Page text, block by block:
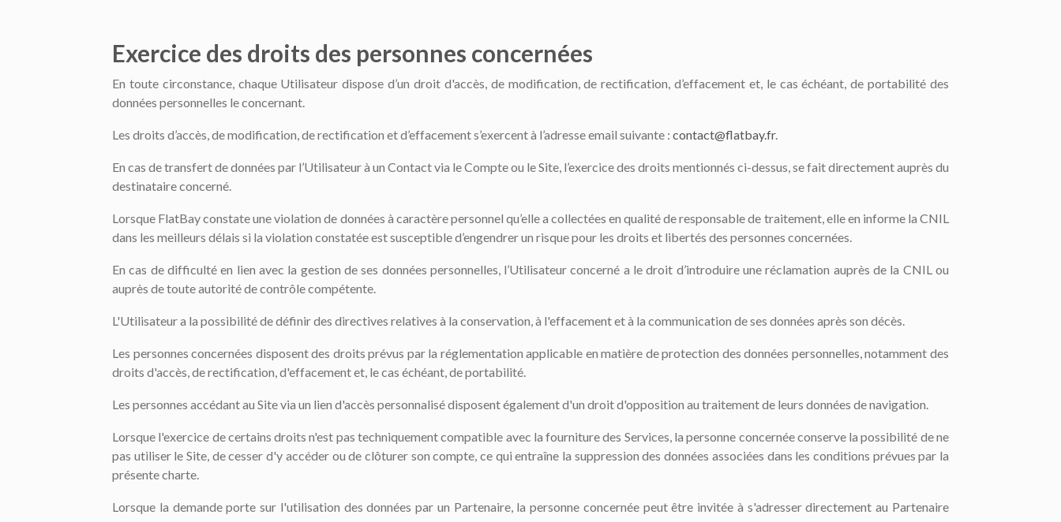
Exercice des droits des personnes concernées
En toute circonstance, chaque Utilisateur dispose d’un droit d'accès, de modification, de rectification, d’effacement et, le cas échéant, de portabilité des
données personnelles le concernant.
Les droits d’accès, de modification, de rectification et d’effacement s’exercent à l’adresse email suivante : contact@flatbay.fr.
En cas de transfert de données par l’Utilisateur à un Contact via le Compte ou le Site, l’exercice des droits mentionnés ci-dessus, se fait directement auprès du
destinataire concerné.
Lorsque FlatBay constate une violation de données à caractère personnel qu’elle a collectées en qualité de responsable de traitement, elle en informe la CNIL
dans les meilleurs délais si la violation constatée est susceptible d’engendrer un risque pour les droits et libertés des personnes concernées.
En cas de difficulté en lien avec la gestion de ses données personnelles, l’Utilisateur concerné a le droit d’introduire une réclamation auprès de la CNIL ou
auprès de toute autorité de contrôle compétente.
L'Utilisateur a la possibilité de définir des directives relatives à la conservation, à l'effacement et à la communication de ses données après son décès.
Les personnes concernées disposent des droits prévus par la réglementation applicable en matière de protection des données personnelles, notamment des
droits d'accès, de rectification, d'effacement et, le cas échéant, de portabilité.
Les personnes accédant au Site via un lien d'accès personnalisé disposent également d'un droit d'opposition au traitement de leurs données de navigation.
Lorsque l'exercice de certains droits n'est pas techniquement compatible avec la fourniture des Services, la personne concernée conserve la possibilité de ne
pas utiliser le Site, de cesser d'y accéder ou de clôturer son compte, ce qui entraîne la suppression des données associées dans les conditions prévues par la
présente charte.
Lorsque la demande porte sur l'utilisation des données par un Partenaire, la personne concernée peut être invitée à s'adresser directement au Partenaire